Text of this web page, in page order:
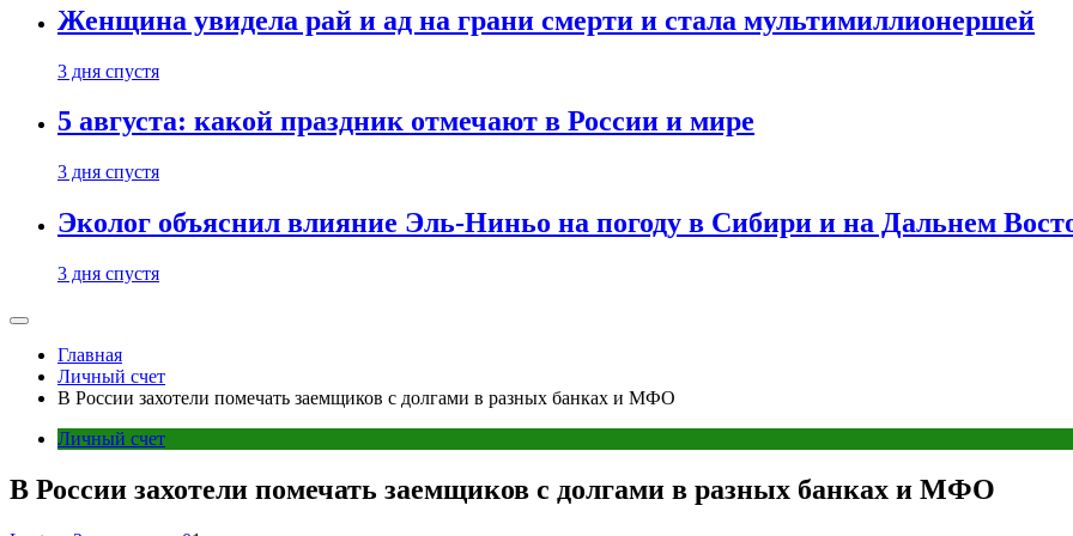
Женщина увидела рай и ад на грани смерти и стала мультимиллионершей
3 дня спустя
5 августа: какой праздник отмечают в России и мире
3 дня спустя
Эколог объяснил влияние Эль-Ниньо на погоду в Сибири и на Дальнем
3 дня спустя
Главная
Личный счет
В России захотели помечать заемщиков с долгами в разных банках и МФО
Личный счет
В России захотели помечать заемщиков с долгами в разных банках и МФО